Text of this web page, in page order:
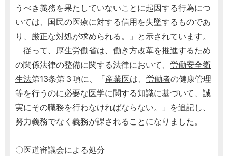
うべき義務を果たしていないことに起因する行為につ
いては、国民の医療に対する信用を失墜するものであ
り、厳正な対処が求められる。」と示されています。
従って、厚生労働省は、働き方改革を推進するため
の関係法律の整備に関する法律において、 労働安全衛
生法第13条第３項に、「産業医は、 労働者の健康管理
等を行うのに必要な医学に関する知識に基づいて、誠
実にその職務を行わなければならない。」を追記し、
努力義務でなく義務が課されることになりました。
〇医道審議会による処分